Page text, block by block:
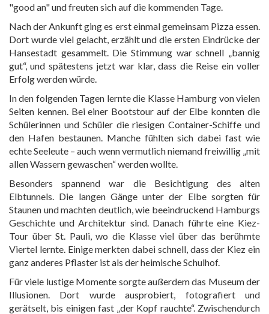
"good an" und freuten sich auf die kommenden Tage.
Nach der Ankunft ging es erst einmal gemeinsam Pizza essen.
Dort wurde viel gelacht, erzählt und die ersten Eindrücke der
Hansestadt gesammelt. Die Stimmung war schnell „bannig
gut“, und spätestens jetzt war klar, dass die Reise ein voller
Erfolg werden würde.
In den folgenden Tagen lernte die Klasse Hamburg von vielen
Seiten kennen. Bei einer Bootstour auf der Elbe konnten die
Schülerinnen und Schüler die riesigen Container-Schiffe und
den Hafen bestaunen. Manche fühlten sich dabei fast wie
echte Seeleute – auch wenn vermutlich niemand freiwillig „mit
allen Wassern gewaschen“ werden wollte.
Besonders spannend war die Besichtigung des alten
Elbtunnels. Die langen Gänge unter der Elbe sorgten für
Staunen und machten deutlich, wie beeindruckend Hamburgs
Geschichte und Architektur sind. Danach führte eine Kiez-
Tour über St. Pauli, wo die Klasse viel über das berühmte
Viertel lernte. Einige merkten dabei schnell, dass der Kiez ein
ganz anderes Pflaster ist als der heimische Schulhof.
Für viele lustige Momente sorgte außerdem das Museum der
Illusionen. Dort wurde ausprobiert, fotografiert und
gerätselt, bis einigen fast „der Kopf rauchte“. Zwischendurch